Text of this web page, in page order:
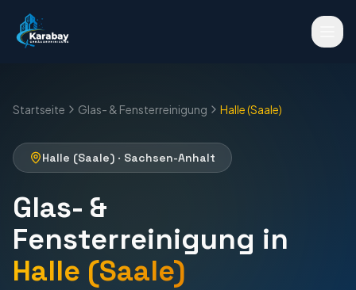
Startseite Glas- & Fensterreinigung Halle (Saale)
Halle (Saale) · Sachsen-Anhalt
Glas- &
Fensterreinigung in
Halle (Saale)